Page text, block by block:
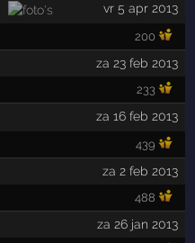
vr 5 apr 2013
200
za 23 feb 2013
233
za 16 feb 2013
439
za 2 feb 2013
488
za 26 jan 2013